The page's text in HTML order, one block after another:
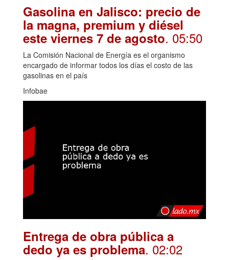
Gasolina en Jalisco: precio de
la magna, premium y diésel
este viernes 7 de agosto. 05:50
La Comisión Nacional de Energía es el organismo
encargado de informar todos los días el costo de las
gasolinas en el país
Infobae
Entrega de obra pública a
dedo ya es problema. 02:02